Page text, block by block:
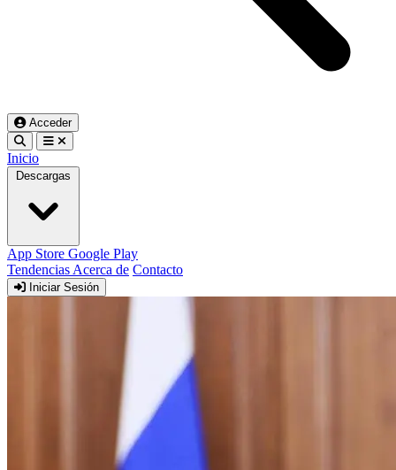
Acceder
Inicio
Descargas
App Store Google Play
Tendencias Acerca de Contacto
Iniciar Sesión